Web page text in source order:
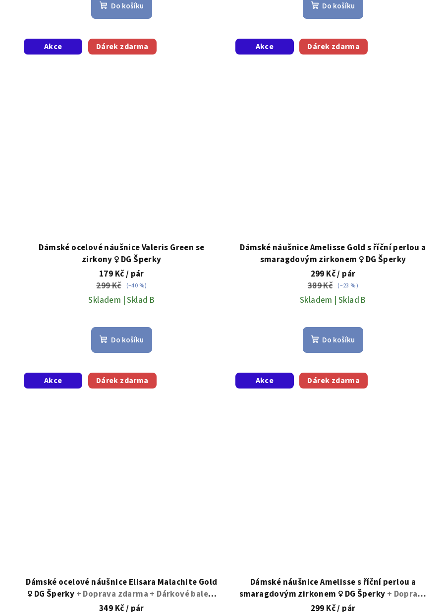
Do košíku Do košíku
Akce Dárek zdarma
Dámské ocelové náušnice Valeris Green se
zirkony ♀️ DG Šperky
179 Kč/ pár
299 Kč
(–40 %)
Skladem | Sklad B
Do košíku
Akce Dárek zdarma
Dámské náušnice Amelisse Gold s říční perlou a
smaragdovým zirkonem ♀️ DG Šperky
299 Kč/ pár
389 Kč (–23 %)
Skladem | Sklad B
Do košíku
Akce Dárek zdarma
Dámské ocelové náušnice Elisara Malachite Gold
♀️ DG Šperky + Doprava zdarma + Dárkové balení
zdarma
349 Kč/ pár
Akce Dárek zdarma
Dámské náušnice Amelisse s říční perlou a
smaragdovým zirkonem ♀️ DG Šperky + Doprava
zdarma + Dárkové balení zdarma
299 Kč/ pár